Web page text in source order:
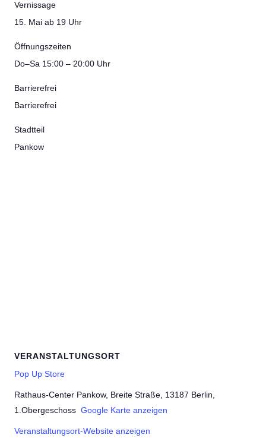
Vernissage
15. Mai ab 19 Uhr
Öffnungszeiten
Do–Sa 15:00 – 20:00 Uhr
Barrierefrei
Barrierefrei
Stadtteil
Pankow
VERANSTALTUNGSORT
Pop Up Store
Rathaus-Center Pankow, Breite Straße, 13187 Berlin,
1.Obergeschoss Google Karte anzeigen
Veranstaltungsort-Website anzeigen